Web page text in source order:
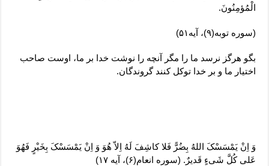
الْمُؤمِنُونَ.
(سوره توبه(۹)، آیه۵۱)
بگو هرگز نرسد ما را مگر آنچه را نوشت خدا بر ما، اوست صاحب
اختیار ما و بر خدا توکل کنند گروندگان.
وَ اِنْ یَمْسَسْکَ اللهُ بِضُرًّ فَلا کاشِفَ لَهُ اِلاّ هُوَ وَ اِنْ یَمْسَسْکَ بِخَیْرٍ فَهُوَ
عَلی کُلَّ شَیءٍ قَدیرٌ. (سوره انعام(۶)، آیه ۱۷)